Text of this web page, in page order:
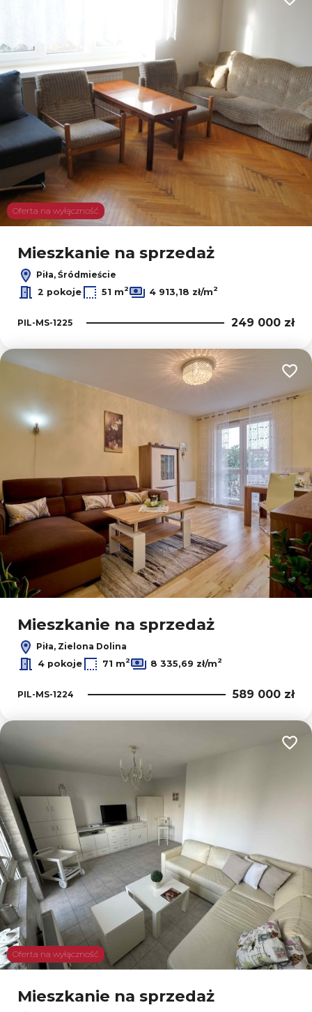
Oferta na wyłączność
Mieszkanie na sprzedaż
Piła, Śródmieście
2 pokoje
51 m2 4 913,18 zł/m2
PIL-MS-1225 249 000 zł
Mieszkanie na sprzedaż
Piła, Zielona Dolina
4 pokoje
71 m2 8 335,69 zł/m2
PIL-MS-1224 589 000 zł
Oferta na wyłączność
Mieszkanie na sprzedaż